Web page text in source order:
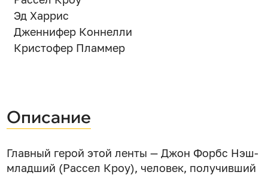
Эд Харрис
Дженнифер Коннелли
Кристофер Пламмер
Описание
Главный герой этой ленты — Джон Форбс Нэш-
младший (Рассел Кроу), человек, получивший